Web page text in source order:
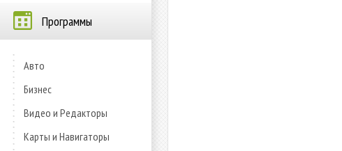
Программы
Авто
Бизнес
Видео и Редакторы
Карты и Навигаторы